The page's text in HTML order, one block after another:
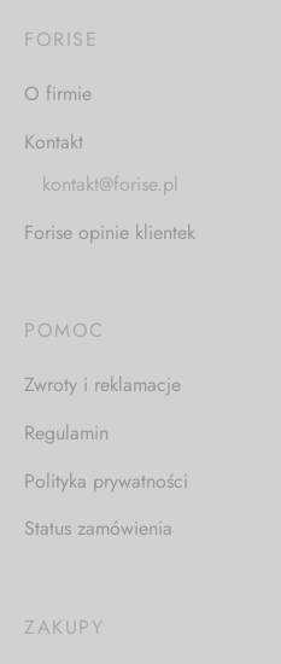
FORISE
O firmie
Kontakt
kontakt@forise.pl
Forise opinie klientek
POMOC
Zwroty i reklamacje
Regulamin
Polityka prywatności
Status zamówienia
ZAKUPY